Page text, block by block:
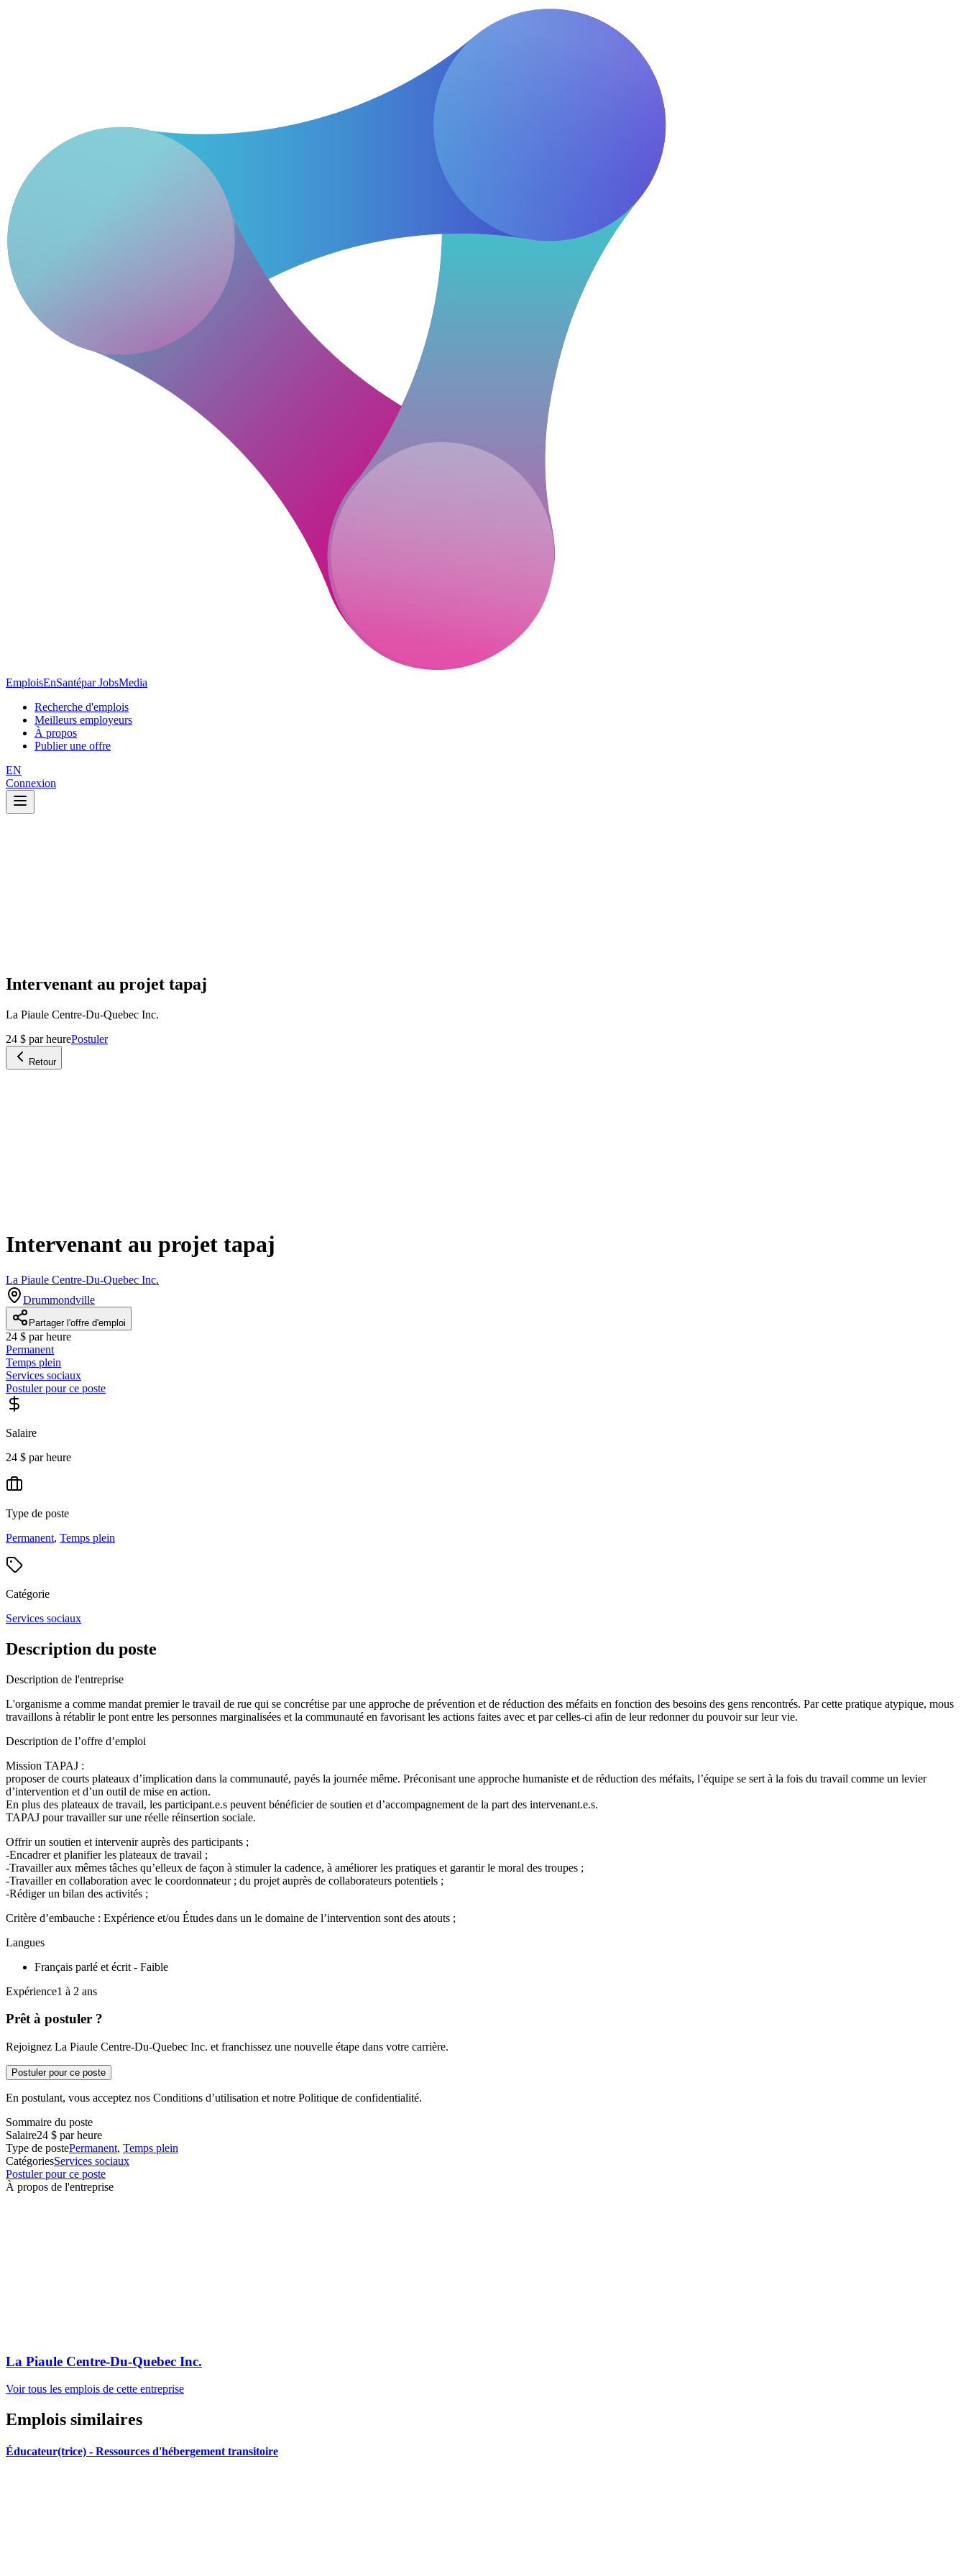
EmploisEnSantépar JobsMedia
Recherche d'emplois
Meilleurs employeurs
À propos
Publier une offre
EN
Connexion
Intervenant au projet tapaj
La Piaule Centre-Du-Quebec Inc.
24 $ par heurePostuler
Retour
Intervenant au projet tapaj
La Piaule Centre-Du-Quebec Inc.
Drummondville
Partager l'offre d'emploi
24 $ par heure
Permanent
Temps plein
Services sociaux
Postuler pour ce poste
Salaire
24 $ par heure
Type de poste
Permanent, Temps plein
Catégorie
Services sociaux
Description du poste
Description de l'entreprise
L'organisme a comme mandat premier le travail de rue qui se concrétise par une approche de prévention et de réduction des méfaits en fonction des besoins des gens rencontrés. Par cette pratique atypique, mous
travaillons à rétablir le pont entre les personnes marginalisées et la communauté en favorisant les actions faites avec et par celles-ci afin de leur redonner du pouvoir sur leur vie.
Description de l’offre d’emploi
Mission TAPAJ :
proposer de courts plateaux d’implication dans la communauté, payés la journée même. Préconisant une approche humaniste et de réduction des méfaits, l’équipe se sert à la fois du travail comme un levier
d’intervention et d’un outil de mise en action.
En plus des plateaux de travail, les participant.e.s peuvent bénéficier de soutien et d’accompagnement de la part des intervenant.e.s.
TAPAJ pour travailler sur une réelle réinsertion sociale.
Offrir un soutien et intervenir auprès des participants ;
-Encadrer et planifier les plateaux de travail ;
-Travailler aux mêmes tâches qu’elleux de façon à stimuler la cadence, à améliorer les pratiques et garantir le moral des troupes ;
-Travailler en collaboration avec le coordonnateur ; du projet auprès de collaborateurs potentiels ;
-Rédiger un bilan des activités ;
Critère d’embauche : Expérience et/ou Études dans un le domaine de l’intervention sont des atouts ;
Langues
Français parlé et écrit - Faible
Expérience1 à 2 ans
Prêt à postuler ?
Rejoignez La Piaule Centre-Du-Quebec Inc. et franchissez une nouvelle étape dans votre carrière.
Postuler pour ce poste
En postulant, vous acceptez nos Conditions d’utilisation et notre Politique de confidentialité.
Sommaire du poste
Salaire24 $ par heure
Type de postePermanent, Temps plein
CatégoriesServices sociaux
Postuler pour ce poste
À propos de l'entreprise
La Piaule Centre-Du-Quebec Inc.
Voir tous les emplois de cette entreprise
Emplois similaires
Éducateur(trice) - Ressources d'hébergement transitoire